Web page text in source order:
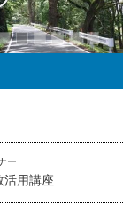
ー
活用講座